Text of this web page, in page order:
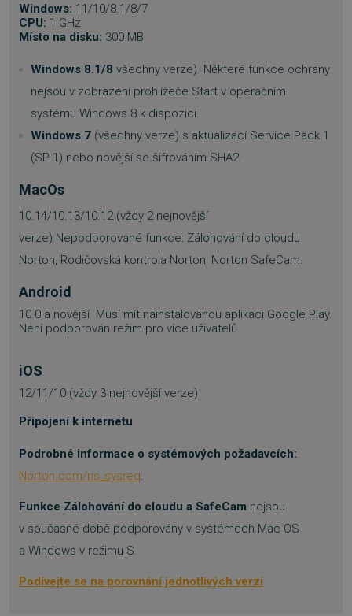
Windows: 11/10/8.1/8/7
CPU: 1 GHz
Místo na disku: 300 MB
Windows 8.1/8 všechny verze). Některé funkce ochrany
nejsou v zobrazení prohlížeče Start v operačním
systému Windows 8 k dispozici.
Windows 7 (všechny verze) s aktualizací Service Pack 1
(SP 1) nebo novější se šifrováním SHA2
MacOs
10.14/10.13/10.12 (vždy 2 nejnovější
verze) Nepodporované funkce: Zálohování do cloudu
Norton, Rodičovská kontrola Norton, Norton SafeCam.
Android
10.0 a novější Musí mít nainstalovanou aplikaci Google Play.
Není podporován režim pro více uživatelů.
iOS
12/11/10 (vždy 3 nejnovější verze)
Připojení k internetu
Podrobné informace o systémových požadavcích:
Norton.com/ns_sysreq.
Funkce Zálohování do cloudu a SafeCam nejsou
v současné době podporovány v systémech Mac OS
a Windows v režimu S.
Podívejte se na porovnání jednotlivých verzí
__cf_bm